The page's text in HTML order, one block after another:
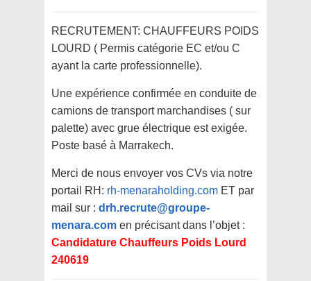
RECRUTEMENT: CHAUFFEURS POIDS
LOURD ( Permis catégorie EC et/ou C
ayant la carte professionnelle).
Une expérience confirmée en conduite de
camions de transport marchandises ( sur
palette) avec grue électrique est exigée.
Poste basé à Marrakech.
Merci de nous envoyer vos CVs via notre
portail RH: rh-menaraholding.com ET par
mail sur : drh.recrute@groupe-
menara.com en précisant dans l’objet :
Candidature Chauffeurs Poids Lourd
240619